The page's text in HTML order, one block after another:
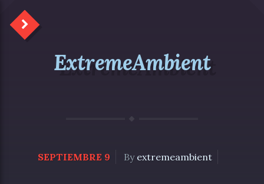
ExtremeAmbient
SEPTIEMBRE 9 By extremeambient